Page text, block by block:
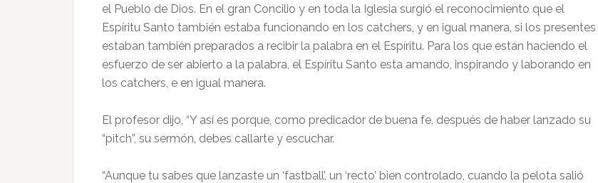
el Pueblo de Dios. En el gran Concilio y en toda la Iglesia surgió el reconocimiento que el
Espíritu Santo también estaba funcionando en los catchers, y en igual manera, si los presentes
estaban también preparados a recibir la palabra en el Espíritu. Para los que están haciendo el
esfuerzo de ser abierto a la palabra, el Espíritu Santo esta amando, inspirando y laborando en
los catchers, e en igual manera.
El profesor dijo, “Y así es porque, como predicador de buena fe, después de haber lanzado su
“pitch”, su sermón, debes callarte y escuchar.
“Aunque tu sabes que lanzaste un ‘fastball’, un ‘recto’ bien controlado, cuando la pelota salió